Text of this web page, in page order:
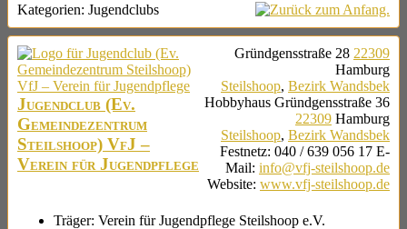
Kategorien: Jugendclubs
Jugendclub (Ev.
Gemeindezentrum
Steilshoop) VfJ –
Verein für Jugendpflege
Gründgensstraße 28 22309
Hamburg
Steilshoop, Bezirk Wandsbek
Hobbyhaus Gründgensstraße 36
22309 Hamburg
Steilshoop, Bezirk Wandsbek
Festnetz: 040 / 639 056 17 E-
Mail: info@vfj-steilshoop.de
Website: www.vfj-steilshoop.de
Träger: Verein für Jugendpflege Steilshoop e.V.